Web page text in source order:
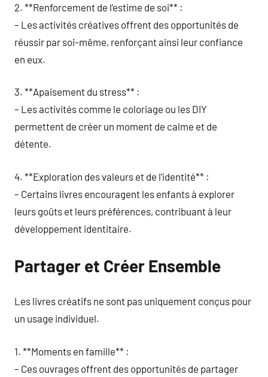
2. **Renforcement de l’estime de soi** :
– Les activités créatives offrent des opportunités de
réussir par soi-même, renforçant ainsi leur confiance
en eux.
3. **Apaisement du stress** :
– Les activités comme le coloriage ou les DIY
permettent de créer un moment de calme et de
détente.
4. **Exploration des valeurs et de l’identité** :
– Certains livres encouragent les enfants à explorer
leurs goûts et leurs préférences, contribuant à leur
développement identitaire.
Partager et Créer Ensemble
Les livres créatifs ne sont pas uniquement conçus pour
un usage individuel.
1. **Moments en famille** :
– Ces ouvrages offrent des opportunités de partager